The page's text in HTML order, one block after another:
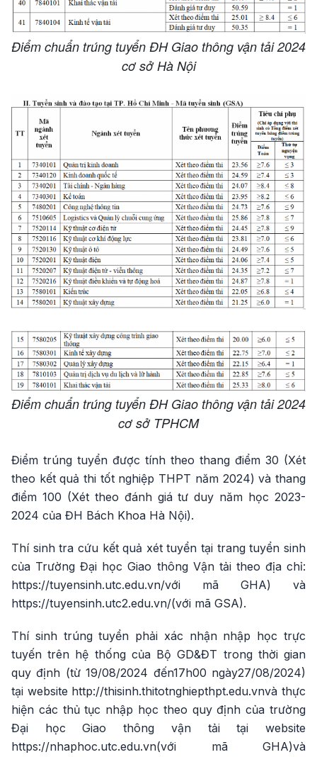
Điểm chuẩn trúng tuyển ĐH Giao thông vận tải 2024
cơ sở Hà Nội
Điểm chuẩn trúng tuyển ĐH Giao thông vận tải 2024
cơ sở TPHCM
Điểm trúng tuyển được tính theo thang điểm 30 (Xét
theo kết quả thi tốt nghiệp THPT năm 2024) và thang
điểm 100 (Xét theo đánh giá tư duy năm học 2023-
2024 của ĐH Bách Khoa Hà Nội).
Thí sinh tra cứu kết quả xét tuyển tại trang tuyển sinh
của Trường Đại học Giao thông Vận tải theo địa chỉ:
https://tuyensinh.utc.edu.vn/với mã GHA) và
https://tuyensinh.utc2.edu.vn/(với mã GSA).
Thí sinh trúng tuyển phải xác nhận nhập học trực
tuyến trên hệ thống của Bộ GD&ĐT trong thời gian
quy định (từ 19/08/2024 đến17h00 ngày27/08/2024)
tại website http://thisinh.thitotnghiepthpt.edu.vnvà thực
hiện các thủ tục nhập học theo quy định của trường
Đại học Giao thông vận tải tại website
https://nhaphoc.utc.edu.vn(với mã GHA)và